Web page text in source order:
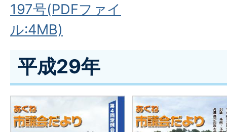
197号(PDFファイ
ル:4MB)
平成29年